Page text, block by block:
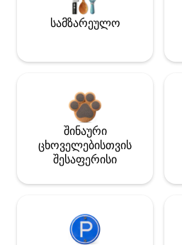
სამზარეულო
შინაური
ცხოველებისთვის
შესაფერისი